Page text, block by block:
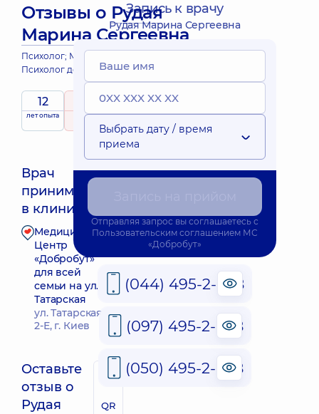
Отзывы о Рудая
Марина Сергеевна
Психолог; Медицинская психология; Психиатр;
Психолог детский
12
лет опыта
4.9 / 5
рейтингна основе
235 отзывов
принимает
детей
Врач
принимает
в клинике
Медицинский
Центр
«Добробут»
для всей
семьи на ул.
Татарская
ул. Татарская,
2-Е, г. Киев
Запись к врачу
Оставьте
отзыв о
Рудая
QR
Запись к врачу
Рудая Марина Сергеевна
Выбрать дату / время
приема
Отправляя запрос вы соглашаетесь с
Пользовательским соглашением МС
«Добробут»
(044) 495-2-888
(097) 495-2-888
(050) 495-2-888